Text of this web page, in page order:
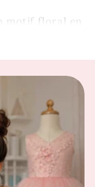
motif floral en
est